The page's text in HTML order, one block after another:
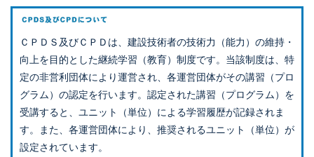
ＣＰＤＳ及びＣＰＤは、建設技術者の技術力（能力）の維持・
向上を目的とした継続学習（教育）制度です。当該制度は、特
定の非営利団体により運営され、各運営団体がその講習（プロ
グラム）の認定を行います。認定された講習（プログラム）を
受講すると、ユニット（単位）による学習履歴が記録されま
す。また、各運営団体により、推奨されるユニット（単位）が
設定されています。